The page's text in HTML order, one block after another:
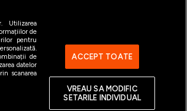
Utilizarea
de
pentru
de
datelor
scanarea
ACCEPT TOATE
VREAU SA MODIFIC
SETARILE INDIVIDUAL